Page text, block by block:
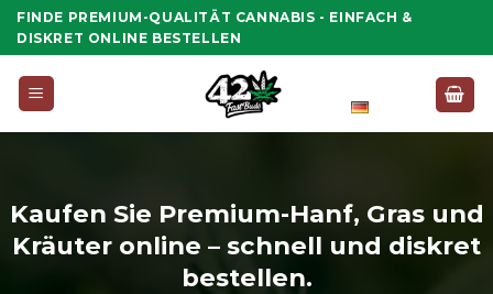
Zum
Inhalt
FINDE PREMIUM-QUALITÄT CANNABIS - EINFACH &
DISKRET ONLINE BESTELLEN
Kaufen Sie Premium-Hanf, Gras und
Kräuter online – schnell und diskret
bestellen.